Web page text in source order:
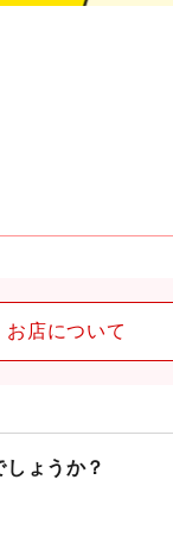
お店について
ょうか？